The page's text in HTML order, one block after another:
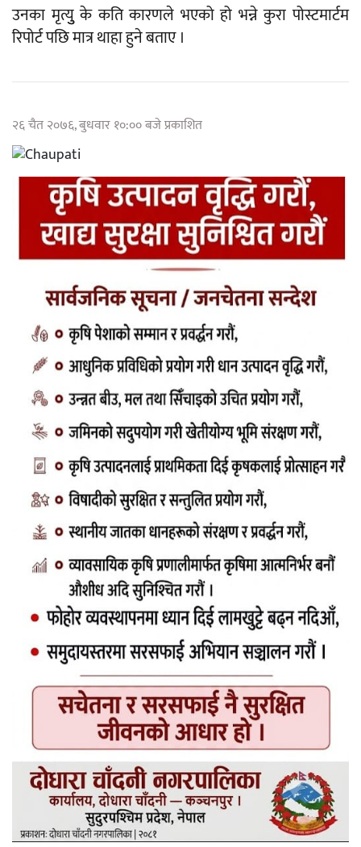
उनका मृत्युु के कति कारणले भएको हो भन्ने कुरा पोस्टमार्टम
रिपोर्ट पछि मात्र थाहा हुने बताए ।
२६ चैत २०७६, बुधवार १०:०० बजे प्रकाशित